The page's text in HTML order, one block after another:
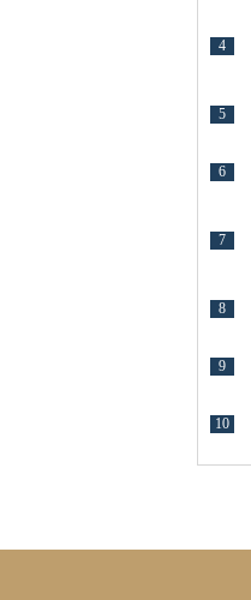
4
5
6
7
8
9
10